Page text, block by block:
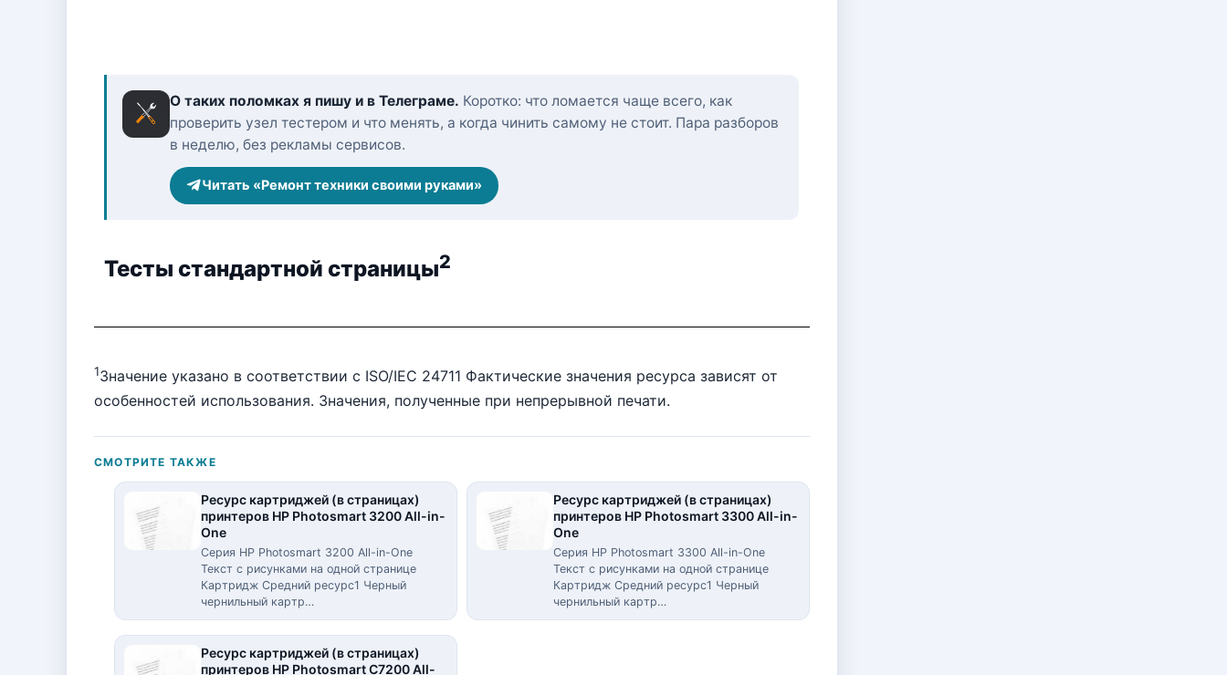
О таких поломках я пишу и в Телеграме. Коротко: что ломается чаще всего, как
проверить узел тестером и что менять, а когда чинить самому не стоит. Пара разборов
в неделю, без рекламы сервисов.
Читать «Ремонт техники своими руками»
Тесты стандартной страницы2
1Значение указано в соответствии с ISO/IEC 24711 Фактические значения ресурса зависят от
особенностей использования. Значения, полученные при непрерывной печати.
СМОТРИТЕ ТАКЖЕ
Ресурс картриджей (в страницах)
принтеров HP Photosmart 3200 All-in-
One
Серия HP Photosmart 3200 All-in-One
Текст с рисунками на одной странице
Картридж Средний ресурс1 Черный
чернильный картр…
Ресурс картриджей (в страницах)
принтеров HP Photosmart 3300 All-in-
One
Серия HP Photosmart 3300 All-in-One
Текст с рисунками на одной странице
Картридж Средний ресурс1 Черный
чернильный картр…
Ресурс картриджей (в страницах)
принтеров HP Photosmart C7200 All-